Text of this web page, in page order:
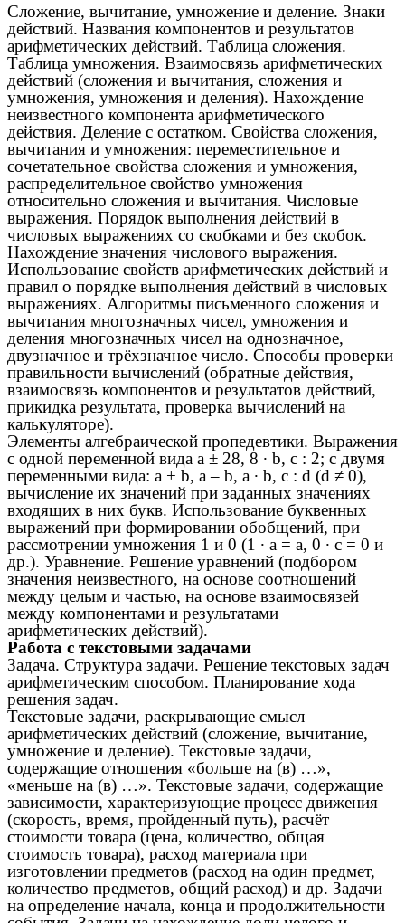
Сложение, вычитание, умножение и деление. Знаки
действий. Названия компонентов и результатов
арифметических действий. Таблица сложения.
Таблица умножения. Взаимосвязь арифметических
действий (сложения и вычитания, сложения и
умножения, умножения и деления). Нахождение
неизвестного компонента арифметического
действия. Деление с остатком. Свойства сложения,
вычитания и умножения: переместительное и
сочетательное свойства сложения и умножения,
распределительное свойство умножения
относительно сложения и вычитания. Числовые
выражения. Порядок выполнения действий в
числовых выражениях со скобками и без скобок.
Нахождение значения числового выражения.
Использование свойств арифметических действий и
правил о порядке выполнения действий в числовых
выражениях. Алгоритмы письменного сложения и
вычитания многозначных чисел, умножения и
деления многозначных чисел на однозначное,
двузначное и трёхзначное число. Способы проверки
правильности вычислений (обратные действия,
взаимосвязь компонентов и результатов действий,
прикидка результата, проверка вычислений на
калькуляторе).
Элементы алгебраической пропедевтики. Выражения
с одной переменной вида a ± 28, 8 ∙ b, c : 2; с двумя
переменными вида: a + b, а – b, a ∙ b, c : d (d ≠ 0),
вычисление их значений при заданных значениях
входящих в них букв. Использование буквенных
выражений при формировании обобщений, при
рассмотрении умножения 1 и 0 (1 ∙ а = а, 0 ∙ с = 0 и
др.). Уравнение. Решение уравнений (подбором
значения неизвестного, на основе соотношений
между целым и частью, на основе взаимосвязей
между компонентами и результатами
арифметических действий).
Работа с текстовыми задачами
Задача. Структура задачи. Решение текстовых задач
арифметическим способом. Планирование хода
решения задач.
Текстовые задачи, раскрывающие смысл
арифметических действий (сложение, вычитание,
умножение и деление). Текстовые задачи,
содержащие отношения «больше на (в) …»,
«меньше на (в) …». Текстовые задачи, содержащие
зависимости, характеризующие процесс движения
(скорость, время, пройденный путь), расчёт
стоимости товара (цена, количество, общая
стоимость товара), расход материала при
изготовлении предметов (расход на один предмет,
количество предметов, общий расход) и др. Задачи
на определение начала, конца и продолжительности